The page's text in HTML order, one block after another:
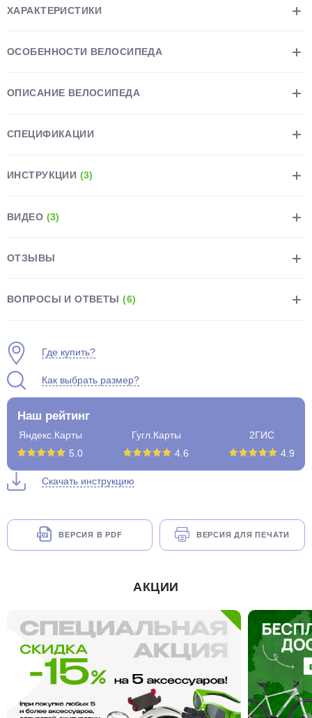
ХАРАКТЕРИСТИКИ
ОСОБЕННОСТИ ВЕЛОСИПЕДА
ОПИСАНИЕ ВЕЛОСИПЕДА
СПЕЦИФИКАЦИИ
ИНСТРУКЦИИ (3)
ВИДЕО (3)
ОТЗЫВЫ
ВОПРОСЫ И ОТВЕТЫ(6)
Где купить?
Как выбрать размер?
Наш рейтинг
Яндекс.Карты
5.0
Гугл.Карты
4.6
2ГИС
4.9
Скачать инструкцию
ВЕРСИЯ В PDF ВЕРСИЯ ДЛЯ ПЕЧАТИ
АКЦИИ